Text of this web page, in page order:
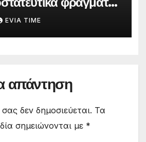
του
EVIA TIME
απάντηση
δεν δημοσιεύεται. Τα
σημειώνονται με *